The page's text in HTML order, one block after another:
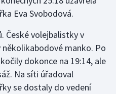
Eva Svobodová.
České volejbalistky v
manko. Po
dokonce na 19:14, ale
Na síti úřadoval
se dostaly do vedení